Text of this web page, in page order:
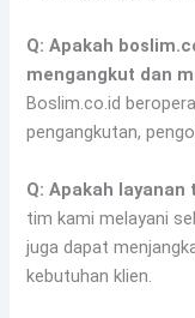
Q: Apakah
mengangkut dan
Boslim.co.id
pengangkutan,
Q: Apakah
tim kami melayani
juga dapat
kebutuhan klien.